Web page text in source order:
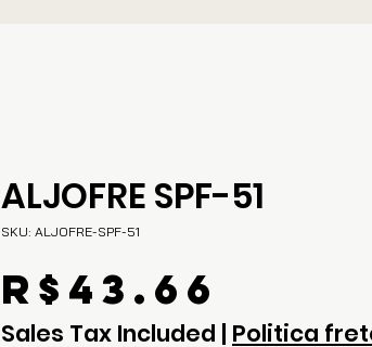
ALJOFRE SPF-51
SKU: ALJOFRE-SPF-51
R$43.66
Sales Tax Included | Politica